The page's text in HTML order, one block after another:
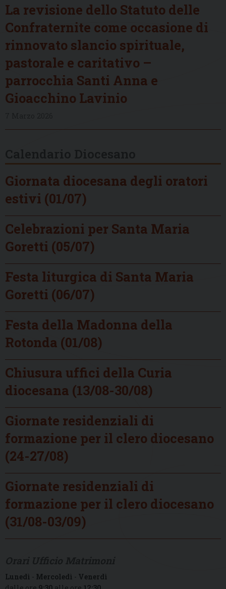
La revisione dello Statuto delle
Confraternite come occasione di
rinnovato slancio spirituale,
pastorale e caritativo –
parrocchia Santi Anna e
Gioacchino Lavinio
Giornata diocesana degli oratori
estivi (01/07)
Celebrazioni per Santa Maria
Goretti (05/07)
Festa liturgica di Santa Maria
Goretti (06/07)
Festa della Madonna della
Rotonda (01/08)
Chiusura uffici della Curia
diocesana (13/08-30/08)
Giornate residenziali di
formazione per il clero diocesano
(24-27/08)
Giornate residenziali di
formazione per il clero diocesano
(31/08-03/09)
Lunedì - Mercoledì - Venerdì